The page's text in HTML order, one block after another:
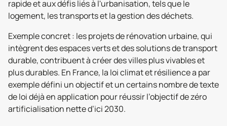
rapide et aux défis liés à l'urbanisation, tels que le
logement, les transports et la gestion des déchets.
Exemple concret : les projets de rénovation urbaine, qui
intègrent des espaces verts et des solutions de transport
durable, contribuent à créer des villes plus vivables et
plus durables. En France, la loi climat et résilience a par
exemple défini un objectif et un certains nombre de texte
de loi déjà en application pour réussir l’objectif de zéro
artificialisation nette d’ici 2030.